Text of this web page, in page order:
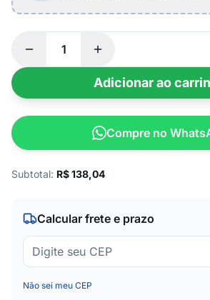
Adicionar ao
Compre no
Subtotal: R$138,04
Calcular frete e prazo
Não sei meu CEP